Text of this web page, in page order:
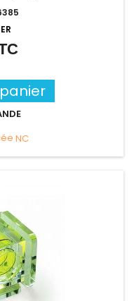
NC